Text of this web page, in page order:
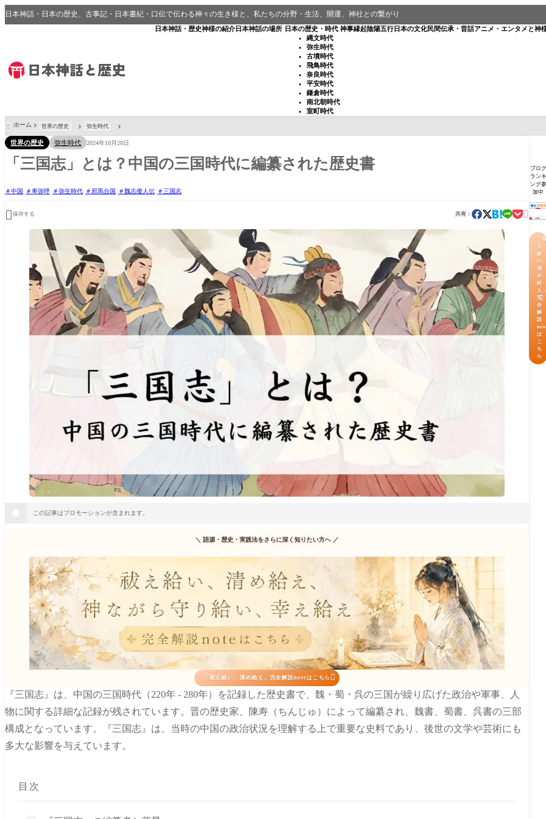
日本神話・日本の歴史、古事記・日本書紀・口伝で伝わる神々の生き様と、私たちの分野・生活、開運、神社との繋がり
日本神話・歴史神様の紹介 日本神話の場所 日本の歴史・時代
縄文時代
弥生時代
古墳時代
飛鳥時代
奈良時代
平安時代
鎌倉時代
南北朝時代
室町時代
神事縁起陰陽五行 日本の文化民間伝承・昔話アニメ・エンタメと神
 ホーム 世界の歴史 弥生時代
世界の歴史 弥生時代 2024年10月20日
「三国志」とは？中国の三国時代に編纂された歴史書
中国 卑弥呼 弥生時代 邪馬台国 魏志倭人伝 三国志
 保存する 共有： 
この記事はプロモーションが含まれます。
＼ 語源・歴史・実践法をさらに深く知りたい方へ／
「祓え給い、清め給え」完全解説noteはこちら 
『三国志』は、中国の三国時代（220年 - 280年）を記録した歴史書で、魏・蜀・呉の三国が繰り広げた政治や軍事、人
物に関する詳細な記録が残されています。晋の歴史家、陳寿（ちんじゅ）によって編纂され、魏書、蜀書、呉書の三部
構成となっています。『三国志』は、当時の中国の政治状況を理解する上で重要な史料であり、後世の文学や芸術にも
多大な影響を与えています。
目次
ブログ
ランキ
ング参
加中
「
え
給
い
清
め
給
え
完
全
解
説
は
こ
ち
ら
